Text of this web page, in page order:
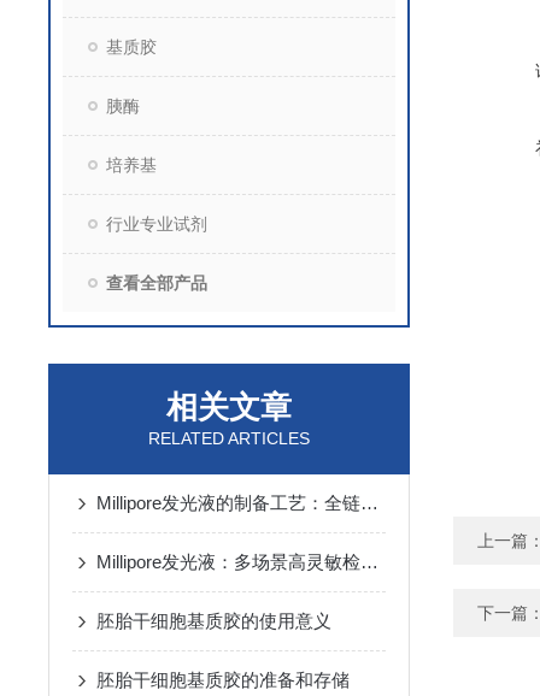
基质胶
胰酶
培养基
行业专业试剂
查看全部产品
相关文章
RELATED ARTICLES
Millipore发光液的制备工艺：全链路质控保障检测性能稳定
Millipore发光液：多场景高灵敏检测的核心试剂支撑
胚胎干细胞基质胶的使用意义
胚胎干细胞基质胶的准备和存储
上一篇
下一篇